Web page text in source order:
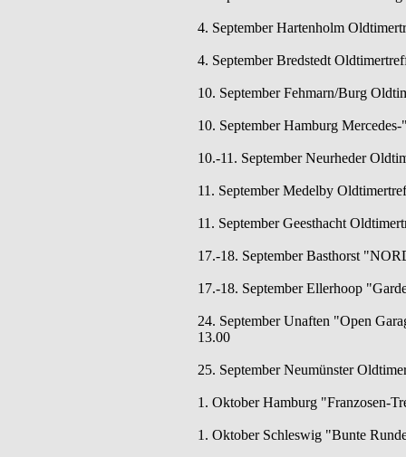
4. September Hartenholm
4. September Bredstedt
10. September Fehmarn/Burg
10. September Hamburg
10.-11. September Neurheder
11. September Medelby
11. September Geesthacht
17.-18. September Basthorst
17.-18. September Ellerhoop
24. September Unaften "Open
13.00
25. September Neumünster
1. Oktober Hamburg "Franzosen-
1. Oktober Schleswig "Bunte